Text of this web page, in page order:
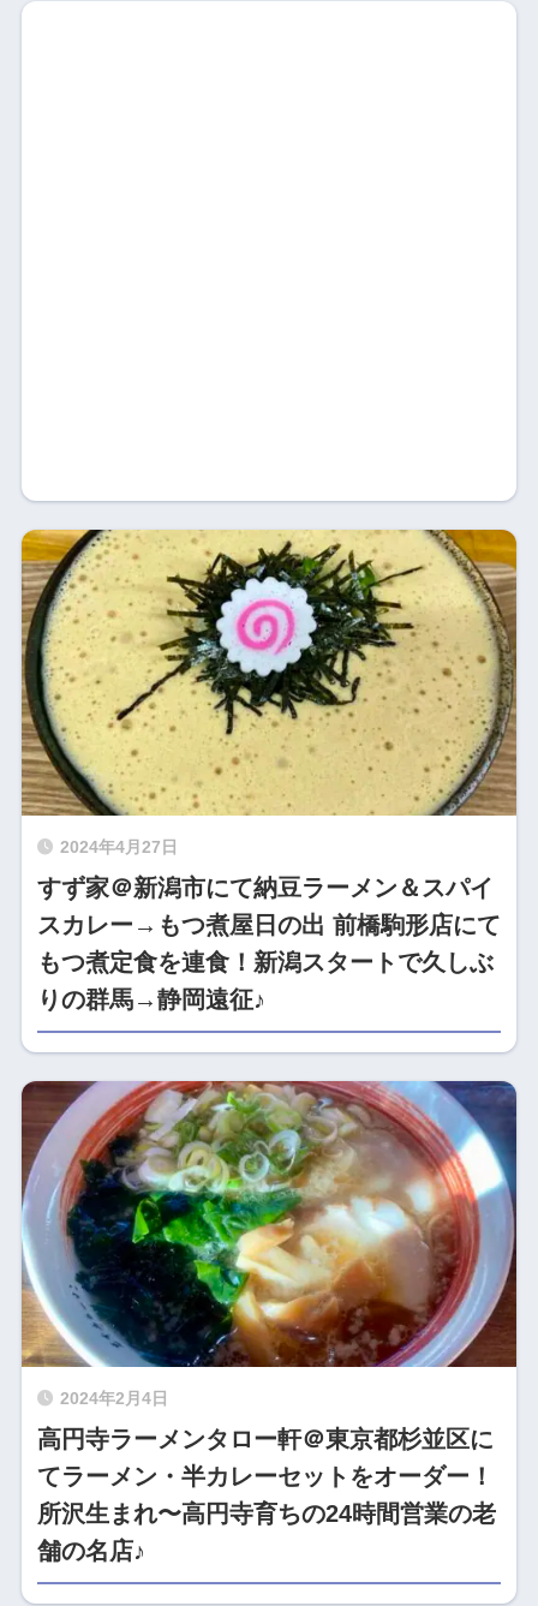
2024年4月27日
すず家＠新潟市にて納豆ラーメン＆スパイ
スカレー→もつ煮屋日の出 前橋駒形店にて
もつ煮定食を連食！新潟スタートで久しぶ
りの群馬→静岡遠征♪
2024年2月4日
高円寺ラーメンタロー軒＠東京都杉並区に
てラーメン・半カレーセットをオーダー！
所沢生まれ〜高円寺育ちの24時間営業の老
舗の名店♪